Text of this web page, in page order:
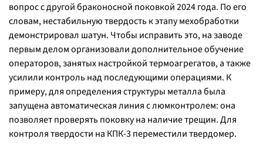
вопрос с другой браконосной поковкой 2024 года. По его
словам, нестабильную твердость к этапу мехобработки
демонстрировал шатун. Чтобы исправить это, на заводе
первым делом организовали дополнительное обучение
операторов, занятых настройкой термоагрегатов, а также
усилили контроль над последующими операциями. К
примеру, для определения структуры металла была
запущена автоматическая линия с люмконтролем: она
позволяет проверять поковку на наличие трещин. Для
контроля твердости на КПК-3 переместили твердомер.